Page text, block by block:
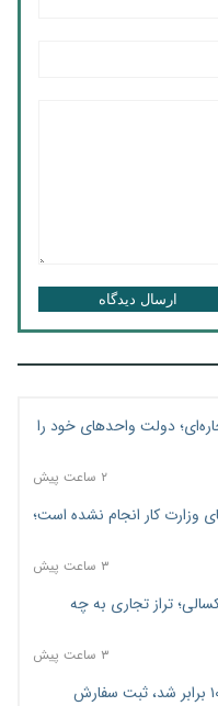
ارسال دیدگاه
دولت واحدهای خود را
۲ ساعت پیش
در شرکت‌های وزارت کار انجام نشده است؛
۳ ساعت پیش
تراز تجاری به چه
۳ ساعت پیش
موبایل گران می‌شود؟ هزینه واردات ۱۰ برابر شد، ثبت سفارش